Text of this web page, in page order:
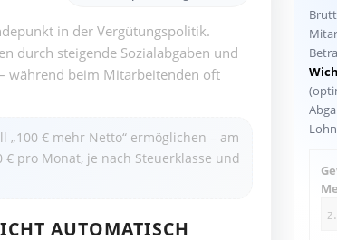
in der Vergütungspolitik.
durch steigende Sozialabgaben und
während beim Mitarbeitenden oft
„100 € mehr Netto“ ermöglichen – am
pro Monat, je nach Steuerklasse und
AUTOMATISCH N